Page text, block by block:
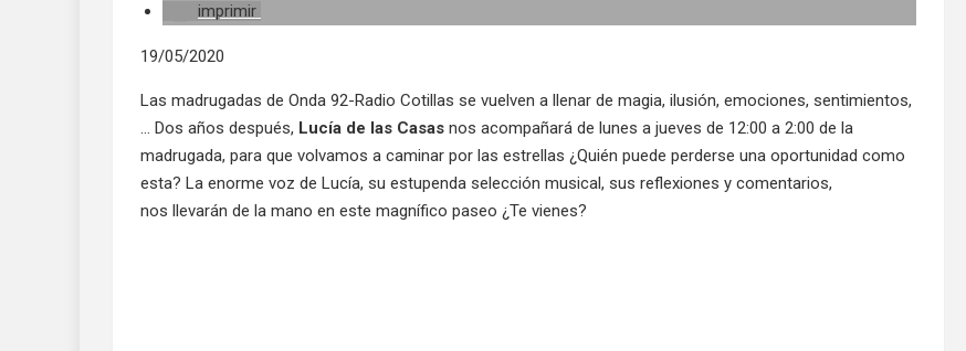
imprimir
19/05/2020
Las madrugadas de Onda 92-Radio Cotillas se vuelven a llenar de magia, ilusión, emociones, sentimientos,
… Dos años después, Lucía de las Casas nos acompañará de lunes a jueves de 12:00 a 2:00 de la
madrugada, para que volvamos a caminar por las estrellas ¿Quién puede perderse una oportunidad como
esta? La enorme voz de Lucía, su estupenda selección musical, sus reflexiones y comentarios,
nos llevarán de la mano en este magnífico paseo ¿Te vienes?